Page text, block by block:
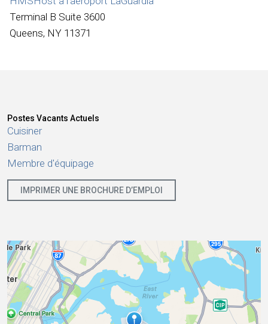
Terminal B Suite 3600
Queens, NY 11371
Postes Vacants Actuels
Cuisiner
Barman
Membre d'équipage
IMPRIMER UNE BROCHURE D’EMPLOI